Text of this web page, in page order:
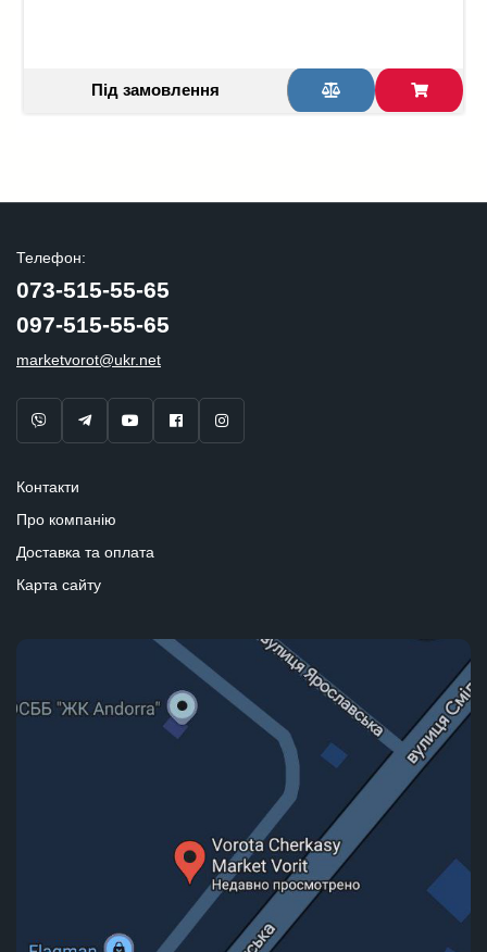
Під замовлення
Телефон:
073-515-55-65
097-515-55-65
marketvorot@ukr.net
Контакти
Про компанію
Доставка та оплата
Карта сайту